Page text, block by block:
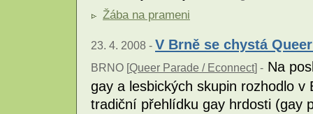
Žába na prameni
23. 4. 2008 - V Brně se chystá
BRNO [Queer Parade / Econnect] - Na
gay a lesbických skupin rozhodlo
tradiční přehlídku gay hrdosti (gay